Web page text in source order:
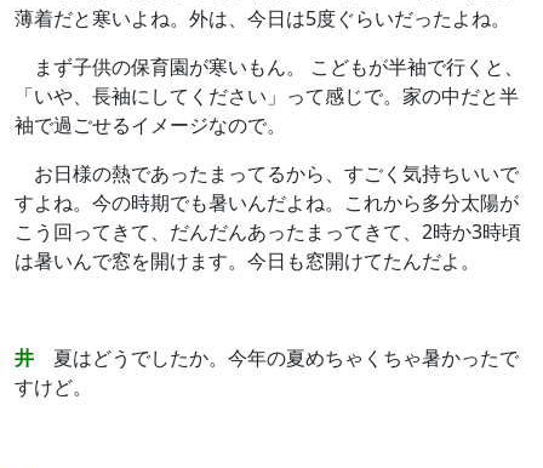
薄着だと寒いよね。外は、今日は5度ぐらいだったよね。
まず子供の保育園が寒いもん。 こどもが半袖で行くと、
「いや、長袖にしてください」って感じで。家の中だと半
袖で過ごせるイメージなので。
お日様の熱であったまってるから、すごく気持ちいいで
すよね。今の時期でも暑いんだよね。これから多分太陽が
こう回ってきて、だんだんあったまってきて、2時か3時頃
は暑いんで窓を開けます。今日も窓開けてたんだよ。
井 夏はどうでしたか。今年の夏めちゃくちゃ暑かったで
すけど。